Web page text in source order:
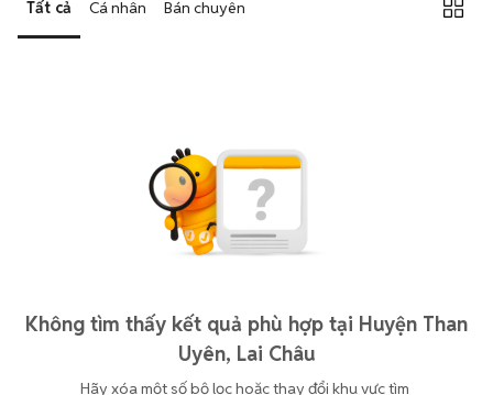
Tất cả Cá nhân Bán chuyên
Không tìm thấy kết quả phù hợp tại Huyện Than
Uyên, Lai Châu
Hãy xóa một số bộ lọc hoặc thay đổi khu vực tìm